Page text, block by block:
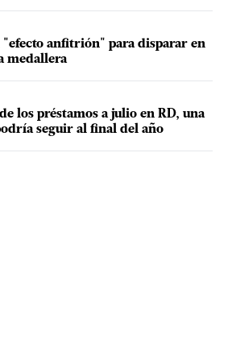
"efecto anfitrión" para disparar en
medallera
los préstamos a julio en RD, una
seguir al final del año